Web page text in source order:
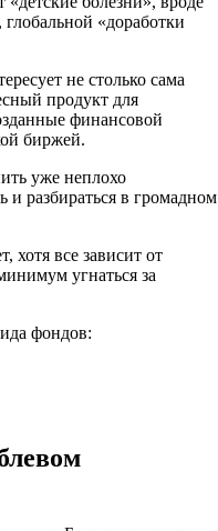
«доработки
не столько сама
продукт для
финансовой
биржей.
уже неплохо
и разбираться в громадном
хотя все зависит от
угнаться за
фондов: